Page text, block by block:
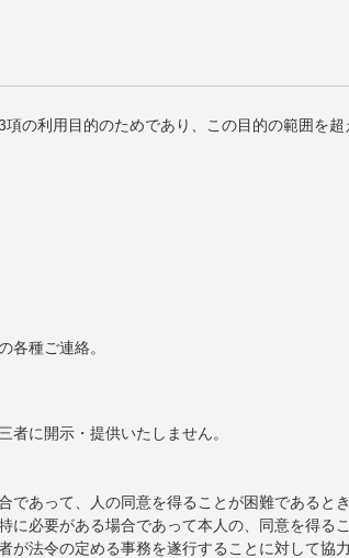
の利用目的のためであり、この目的の範囲を超
各種ご連絡。
者に開示・提供いたしません。
であって、人の同意を得ることが困難であるとき
に必要がある場合であって本人の、同意を得る
が法令の定める事務を遂行することに対して協